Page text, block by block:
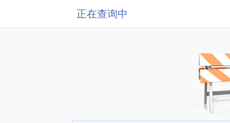
正在查询中